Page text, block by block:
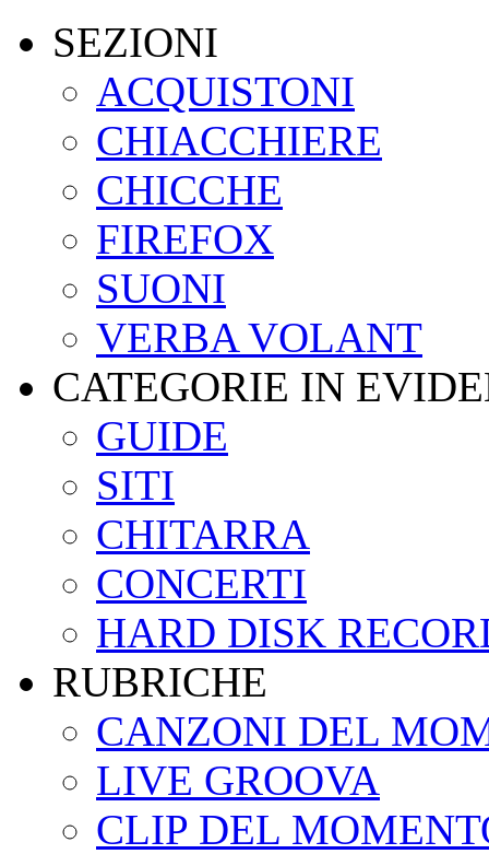
SEZIONI
ACQUISTONI
CHIACCHIERE
CHICCHE
FIREFOX
SUONI
VERBA VOLANT
CATEGORIE IN
GUIDE
SITI
CHITARRA
CONCERTI
HARD DISK
RUBRICHE
CANZONI DEL
LIVE GROOVA
CLIP DEL